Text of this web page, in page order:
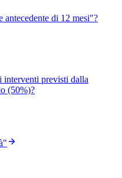
antecedente di 12 mesi"?
interventi previsti dalla
(50%)?
"